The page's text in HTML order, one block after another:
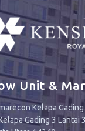
Unit &
Kelapa Gading
Gading 3 Lantai